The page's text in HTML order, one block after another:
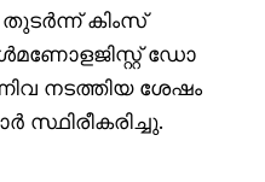
കിംസ്
ഡോ
നടത്തിയ ശേഷം